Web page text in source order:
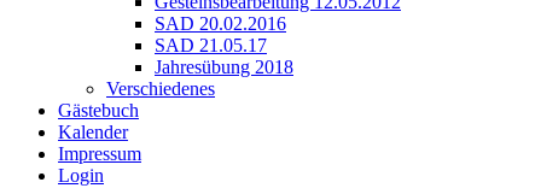
SAD 20.02.2016
SAD 21.05.17
Jahresübung 2018
Verschiedenes
Gästebuch
Kalender
Impressum
Login